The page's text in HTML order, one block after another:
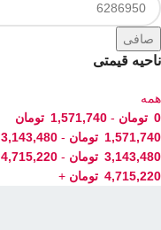
صافی
ناحیه قیمتی
همه
0 تومان -
1,571,740 تومان
1,571,740 تومان -
3,143,480
3,143,480 تومان -
4,715,220
4,715,220 تومان +